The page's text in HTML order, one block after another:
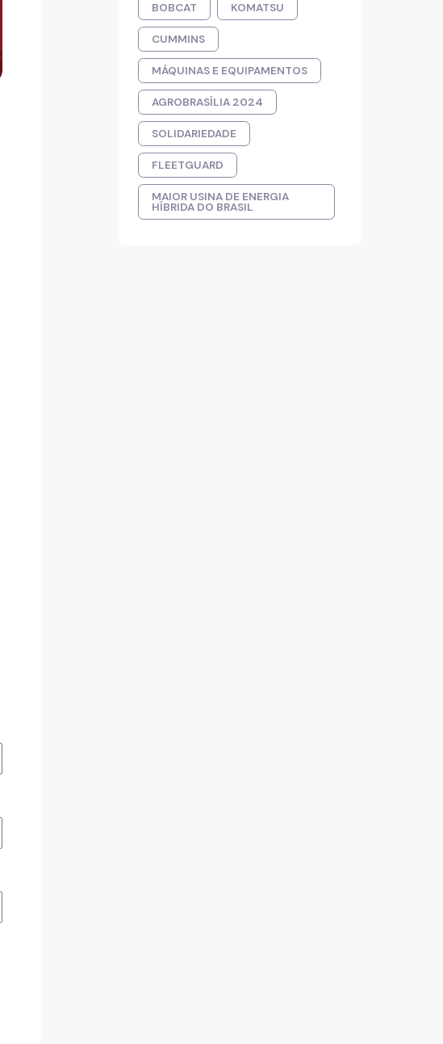
BOBCAT KOMATSU
CUMMINS
MÁQUINAS E EQUIPAMENTOS
AGROBRASÍLIA 2024
SOLIDARIEDADE
FLEETGUARD
MAIOR USINA DE ENERGIA
HÍBRIDA DO BRASIL